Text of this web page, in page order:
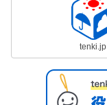
tenki.jp